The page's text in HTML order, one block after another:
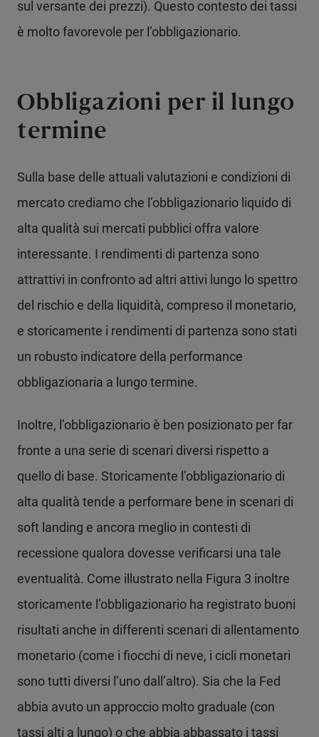
sul versante dei prezzi). Questo contesto dei tassi
è molto favorevole per l’obbligazionario.
Obbligazioni per il lungo
termine
Sulla base delle attuali valutazioni e condizioni di
mercato crediamo che l’obbligazionario liquido di
alta qualità sui mercati pubblici offra valore
interessante. I rendimenti di partenza sono
attrattivi in confronto ad altri attivi lungo lo spettro
del rischio e della liquidità, compreso il monetario,
e storicamente i rendimenti di partenza sono stati
un robusto indicatore della performance
obbligazionaria a lungo termine.
Inoltre, l’obbligazionario è ben posizionato per far
fronte a una serie di scenari diversi rispetto a
quello di base. Storicamente l’obbligazionario di
alta qualità tende a performare bene in scenari di
soft landing e ancora meglio in contesti di
recessione qualora dovesse verificarsi una tale
eventualità. Come illustrato nella Figura 3 inoltre
storicamente l’obbligazionario ha registrato buoni
risultati anche in differenti scenari di allentamento
monetario (come i fiocchi di neve, i cicli monetari
sono tutti diversi l’uno dall’altro). Sia che la Fed
abbia avuto un approccio molto graduale (con
tassi alti a lungo) o che abbia abbassato i tassi